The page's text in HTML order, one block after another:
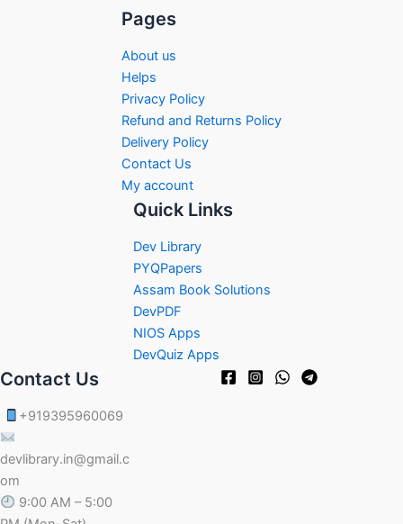
Pages
About us
Helps
Privacy Policy
Refund and Returns Policy
Delivery Policy
Contact Us
My account
Quick Links
Dev Library
PYQPapers
Assam Book Solutions
DevPDF
NIOS Apps
DevQuiz Apps
Contact Us
+919395960069
devlibrary.in@gmail.c
om
9:00 AM – 5:00